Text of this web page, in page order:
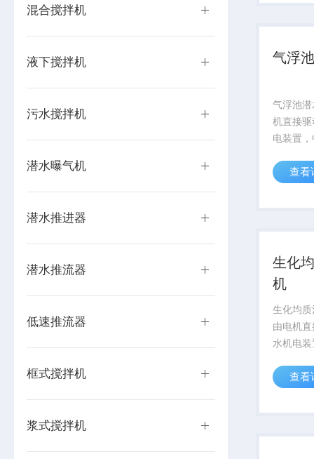
混合搅拌机
液下搅拌机
污水搅拌机
潜水曝气机
潜水推进器
潜水推流器
低速推流器
框式搅拌机
浆式搅拌机
气浮
气浮池
机直接
电装置
污水处
池；推
查看
生化
机
生化均
由电机
水机电
于污水
池；推
查看